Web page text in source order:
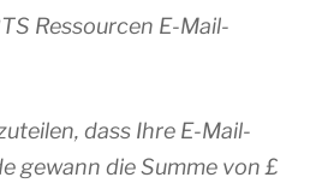
Ressourcen E-Mail-
dass Ihre E-Mail-
gewann die Summe von £